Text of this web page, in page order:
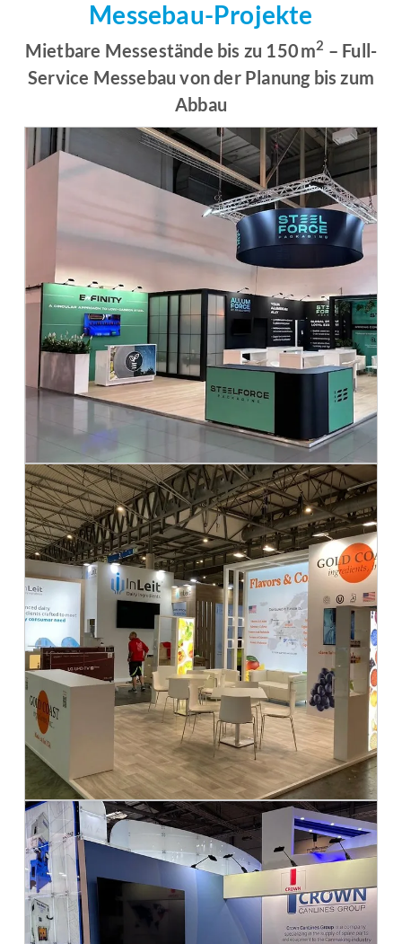
Messebau-Projekte
Mietbare Messestände bis zu 150 m2 – Full-
Service Messebau von der Planung bis zum
Abbau